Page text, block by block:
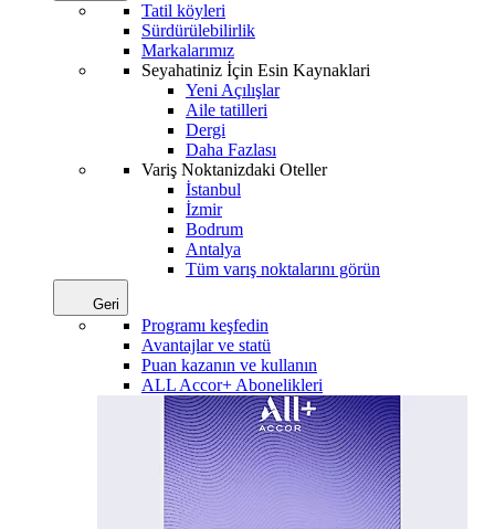
Tatil köyleri
Sürdürülebilirlik
Markalarımız
Seyahatiniz İçin Esin Kaynaklari
Yeni Açılışlar
Aile tatilleri
Dergi
Daha Fazlası
Variş Noktanizdaki Oteller
İstanbul
İzmir
Bodrum
Antalya
Tüm varış noktalarını görün
Geri
Programı keşfedin
Avantajlar ve statü
Puan kazanın ve kullanın
ALL Accor+ Abonelikleri